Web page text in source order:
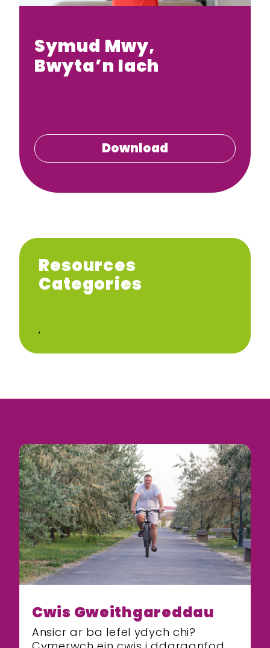
Gweithgareddau
Symud Mwy,
Bwyta’n Iach
Download
Resources
Categories
,
Cwis Gweithgareddau
Ansicr ar ba lefel ydych chi?